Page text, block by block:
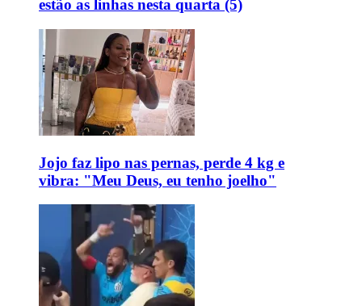
estão as linhas nesta quarta (5)
Jojo faz lipo nas pernas, perde 4 kg e
vibra: "Meu Deus, eu tenho joelho"